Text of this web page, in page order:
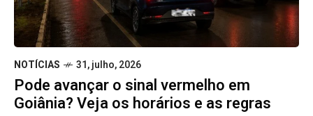
NOTÍCIAS 31, julho, 2026
Pode avançar o sinal vermelho em
Goiânia? Veja os horários e as regras